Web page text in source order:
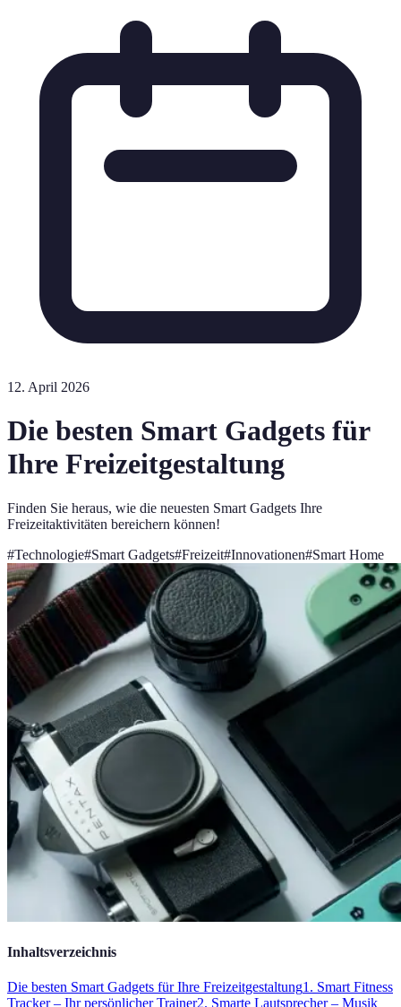
12. April 2026
Die besten Smart Gadgets für
Ihre Freizeitgestaltung
Finden Sie heraus, wie die neuesten Smart Gadgets Ihre
Freizeitaktivitäten bereichern können!
#Technologie#Smart Gadgets#Freizeit#Innovationen#Smart Home
Inhaltsverzeichnis
Die besten Smart Gadgets für Ihre Freizeitgestaltung1. Smart Fitness
Tracker – Ihr persönlicher Trainer2. Smarte Lautsprecher – Musik